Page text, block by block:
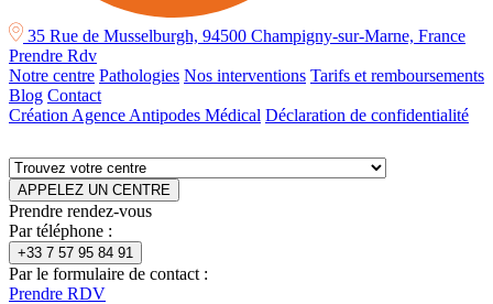
35 Rue de Musselburgh, 94500 Champigny-sur-Marne, France
Prendre Rdv
Notre centre Pathologies Nos interventions Tarifs et remboursements
Blog Contact
Création Agence Antipodes Médical Déclaration de confidentialité
APPELEZ UN CENTRE
Prendre rendez-vous
Par téléphone :
+33 7 57 95 84 91
Par le formulaire de contact :
Prendre RDV